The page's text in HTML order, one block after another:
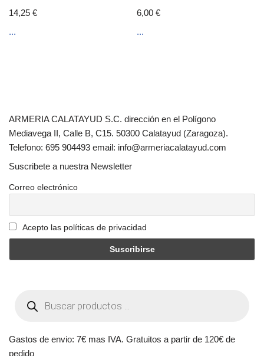
14,25 €
...
6,00€
...
ARMERIA CALATAYUD S.C. dirección en el Polígono
Mediavega II, Calle B, C15. 50300 Calatayud (Zaragoza).
Telefono: 695 904493 email: info@armeriacalatayud.com
Suscribete a nuestra Newsletter
Correo electrónico
Acepto las políticas de privacidad
Gastos de envio: 7€ mas IVA. Gratuitos a partir de 120€ de
pedido